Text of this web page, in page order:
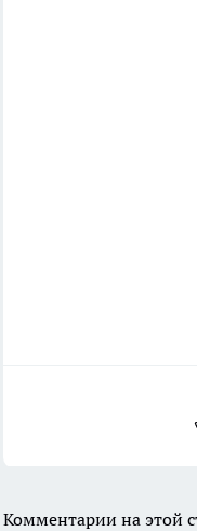
Комментарии на этой